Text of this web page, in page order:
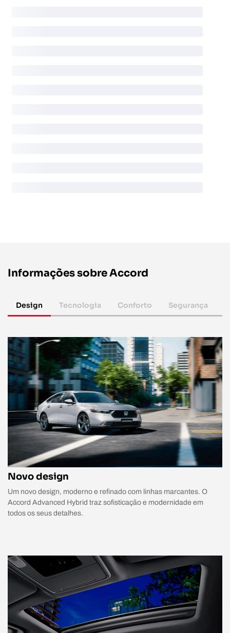
Informações sobre Accord
Design Tecnologia Conforto Segurança
Novo design
Um novo design, moderno e refinado com linhas marcantes. O
Accord Advanced Hybrid traz sofisticação e modernidade em
todos os seus detalhes.